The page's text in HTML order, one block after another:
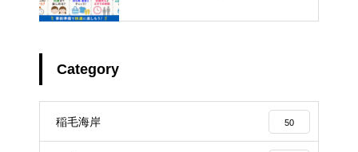
Category
稲毛海岸 50